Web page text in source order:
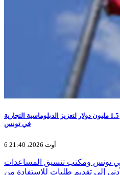
فرصة تمويل جديدة: منحة بقيمة تتجاوز 1.5 مليون دولار لتعزيز الدبلوماسية التجارية
في تونس
6 أوت 2026، 21:40
في تونس ومكتب تنسيق المساعدات
إلى تقديم طلبات للاستفادة من